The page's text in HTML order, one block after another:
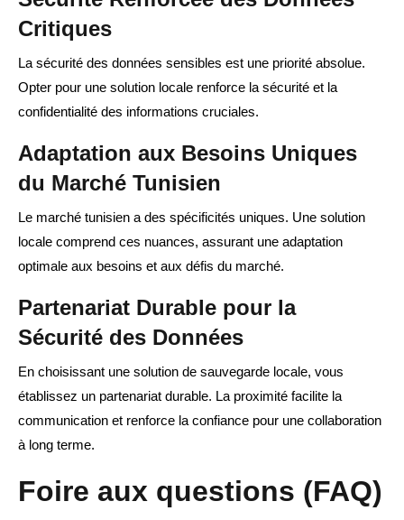
Critiques
La sécurité des données sensibles est une priorité absolue.
Opter pour une solution locale renforce la sécurité et la
confidentialité des informations cruciales.
Adaptation aux Besoins Uniques
du Marché Tunisien
Le marché tunisien a des spécificités uniques. Une solution
locale comprend ces nuances, assurant une adaptation
optimale aux besoins et aux défis du marché.
Partenariat Durable pour la
Sécurité des Données
En choisissant une solution de sauvegarde locale, vous
établissez un partenariat durable. La proximité facilite la
communication et renforce la confiance pour une collaboration
à long terme.
Foire aux questions (FAQ)